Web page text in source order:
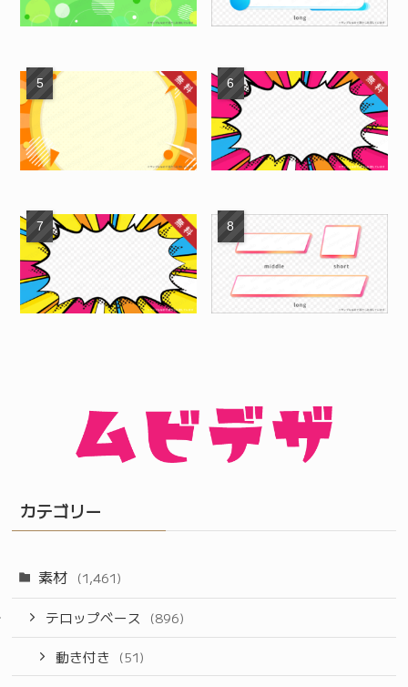
カテゴリー
素材 (1,461)
テロップベース (896)
動き付き (51)